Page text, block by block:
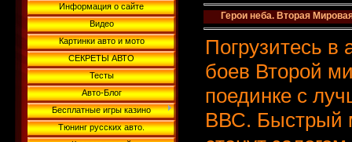
Информация о сайте
Видео
Картинки авто и мото
СЕКРЕТЫ АВТО
Тесты
Авто-Блог
Бесплатные игры казино
Тюнинг русских авто.
Герои неба. Вторая
Погрузитесь
боев Второй
поединке с
ВВС. Быстрый